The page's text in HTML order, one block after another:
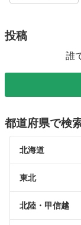
投稿
誰
都道府県で検
北海道
東北
北陸・甲信越